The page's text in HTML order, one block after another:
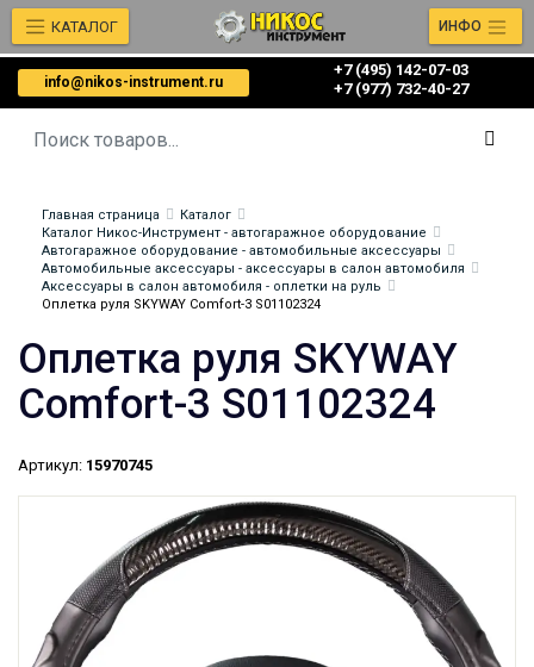
info@nikos-instrument.ru
+7 (495) 142-07-03
‎‎+7 (977) 732-40-27
КАТАЛОГ ИНФО
Главная страница
Каталог
Каталог Никос-Инструмент - автогаражное оборудование
Автогаражное оборудование - автомобильные аксессуары
Автомобильные аксессуары - аксессуары в салон автомобиля
Аксессуары в салон автомобиля - оплетки на руль
Оплетка руля SKYWAY Comfort-3 S01102324
Оплетка руля SKYWAY
Comfort-3 S01102324
Артикул: 15970745